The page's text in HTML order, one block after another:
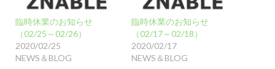
臨時休業のお知らせ
（02/25～02/26）
2020/02/25
NEWS＆BLOG
臨時休業のお知らせ
（02/17～02/18）
2020/02/17
NEWS＆BLOG